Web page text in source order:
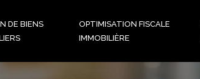
DE BIENS
OPTIMISATION FISCALE
IMMOBILIÈRE